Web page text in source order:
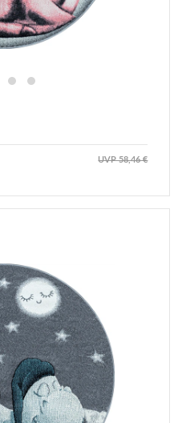
UVP 58,46 €